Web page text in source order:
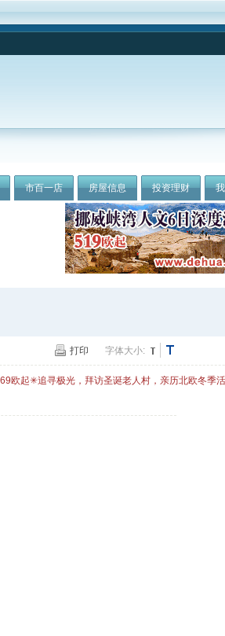
市百一店 房屋信息 投资理财
打印 字体大小:
欧起✳追寻极光，拜访圣诞老人村，亲历北欧冬季